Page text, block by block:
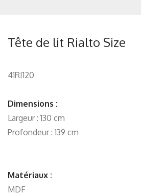
Tête de lit Rialto Size
41RI120
Dimensions :
Largeur : 130 cm
Profondeur : 139 cm
Matériaux :
MDF